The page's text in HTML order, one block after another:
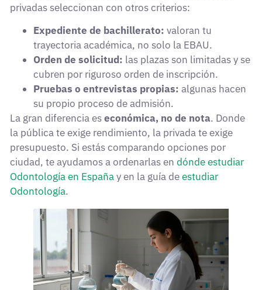
privadas seleccionan con otros criterios:
Expediente de bachillerato: valoran tu
trayectoria académica, no solo la EBAU.
Orden de solicitud: las plazas son limitadas y se
cubren por riguroso orden de inscripción.
Pruebas o entrevistas propias: algunas hacen
su propio proceso de admisión.
La gran diferencia eseconómica, no de nota. Donde
la pública te exige rendimiento, la privada te exige
presupuesto. Si estás comparando opciones por
ciudad, te ayudamos a ordenarlas en dónde estudiar
Odontología en Españay en la guía deestudiar
Odontología.